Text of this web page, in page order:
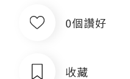
0個讚好
收藏